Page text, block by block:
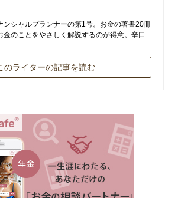
ンシャルプランナーの第1号。お金の著書20冊
金のことをやさしく解説するのが得意。辛口
のライターの記事を読む